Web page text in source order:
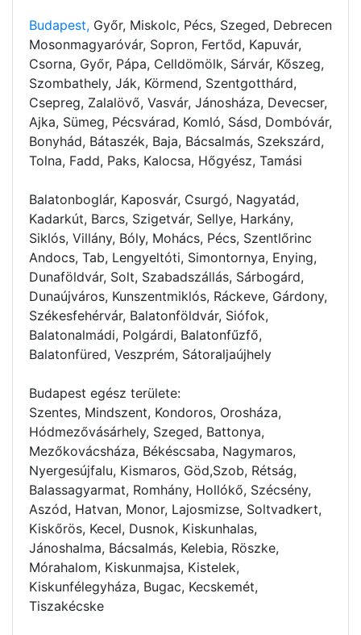
Budapest, Győr, Miskolc, Pécs, Szeged, Debrecen
Mosonmagyaróvár, Sopron, Fertőd, Kapuvár,
Csorna, Győr, Pápa, Celldömölk, Sárvár, Kőszeg,
Szombathely, Ják, Körmend, Szentgotthárd,
Csepreg, Zalalövő, Vasvár, Jánosháza, Devecser,
Ajka, Sümeg, Pécsvárad, Komló, Sásd, Dombóvár,
Bonyhád, Bátaszék, Baja, Bácsalmás, Szekszárd,
Tolna, Fadd, Paks, Kalocsa, Hőgyész, Tamási
Balatonboglár, Kaposvár, Csurgó, Nagyatád,
Kadarkút, Barcs, Szigetvár, Sellye, Harkány,
Siklós, Villány, Bóly, Mohács, Pécs, Szentlőrinc
Andocs, Tab, Lengyeltóti, Simontornya, Enying,
Dunaföldvár, Solt, Szabadszállás, Sárbogárd,
Dunaújváros, Kunszentmiklós, Ráckeve, Gárdony,
Székesfehérvár, Balatonföldvár, Siófok,
Balatonalmádi, Polgárdi, Balatonfűzfő,
Balatonfüred, Veszprém, Sátoraljaújhely
Budapest egész területe:
Szentes, Mindszent, Kondoros, Orosháza,
Hódmezővásárhely, Szeged, Battonya,
Mezőkovácsháza, Békéscsaba, Nagymaros,
Nyergesújfalu, Kismaros, Göd,Szob, Rétság,
Balassagyarmat, Romhány, Hollókő, Szécsény,
Aszód, Hatvan, Monor, Lajosmizse, Soltvadkert,
Kiskőrös, Kecel, Dusnok, Kiskunhalas,
Jánoshalma, Bácsalmás, Kelebia, Röszke,
Mórahalom, Kiskunmajsa, Kistelek,
Kiskunfélegyháza, Bugac, Kecskemét,
Tiszakécske